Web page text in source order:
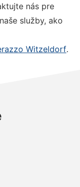
nás pre
služby, ako
Witzeldorf.